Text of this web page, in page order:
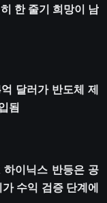
한 줄기 희망이 남
달러가 반도체 제
됨
이닉스 반등은 공
수익 검증 단계에